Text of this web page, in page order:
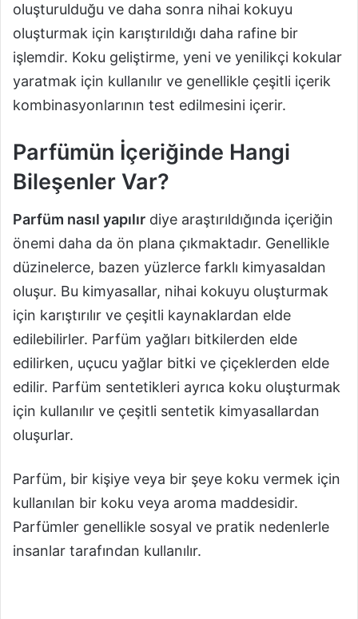
oluşturulduğu ve daha sonra nihai kokuyu
oluşturmak için karıştırıldığı daha rafine bir
işlemdir. Koku geliştirme, yeni ve yenilikçi kokular
yaratmak için kullanılır ve genellikle çeşitli içerik
kombinasyonlarının test edilmesini içerir.
Parfümün İçeriğinde Hangi
Bileşenler Var?
Parfüm nasıl yapılır diye araştırıldığında içeriğin
önemi daha da ön plana çıkmaktadır. Genellikle
düzinelerce, bazen yüzlerce farklı kimyasaldan
oluşur. Bu kimyasallar, nihai kokuyu oluşturmak
için karıştırılır ve çeşitli kaynaklardan elde
edilebilirler. Parfüm yağları bitkilerden elde
edilirken, uçucu yağlar bitki ve çiçeklerden elde
edilir. Parfüm sentetikleri ayrıca koku oluşturmak
için kullanılır ve çeşitli sentetik kimyasallardan
oluşurlar.
Parfüm, bir kişiye veya bir şeye koku vermek için
kullanılan bir koku veya aroma maddesidir.
Parfümler genellikle sosyal ve pratik nedenlerle
insanlar tarafından kullanılır.